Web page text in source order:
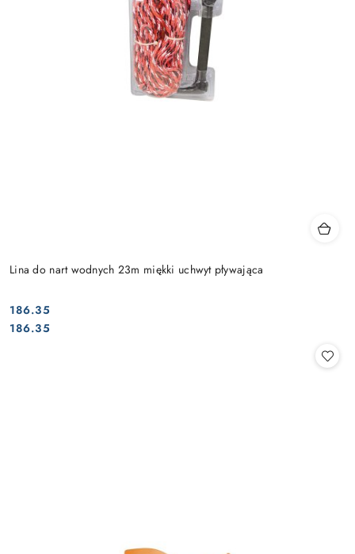
Lina do nart wodnych 23m miękki uchwyt pływająca
Cena:
186.35
Cena:
186.35